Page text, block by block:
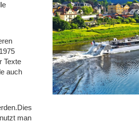
Texte
auch
man